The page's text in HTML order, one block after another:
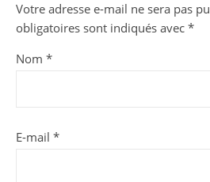
Votre adresse e-mail ne sera pas
obligatoires sont indiqués avec *
Nom *
E-mail *